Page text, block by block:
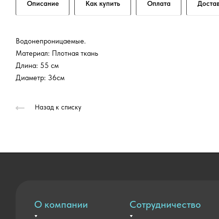
Описание Как купить Оплата
Водонепроницаемые.
Материал: Плотная ткань
Длина: 55 см
Диаметр: 36см
Назад к списку
О компании Сотрудничество